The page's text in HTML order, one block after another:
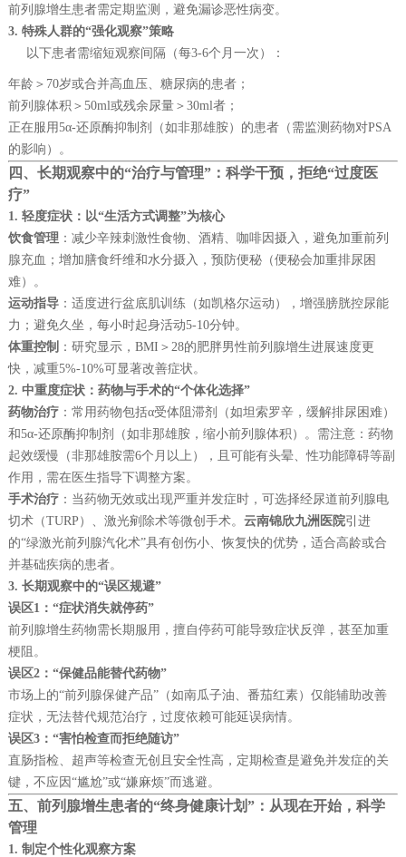
前列腺增生患者需定期监测，避免漏诊恶性病变。
3. 特殊人群的“强化观察”策略
以下患者需缩短观察间隔（每3-6个月一次）：
年龄＞70岁或合并高血压、糖尿病的患者；
前列腺体积＞50ml或残余尿量＞30ml者；
正在服用5α-还原酶抑制剂（如非那雄胺）的患者（需监测药物对PSA
的影响）。
四、长期观察中的“治疗与管理”：科学干预，拒绝“过度医
疗”
1. 轻度症状：以“生活方式调整”为核心
饮食管理：减少辛辣刺激性食物、酒精、咖啡因摄入，避免加重前列
腺充血；增加膳食纤维和水分摄入，预防便秘（便秘会加重排尿困
难）。
运动指导：适度进行盆底肌训练（如凯格尔运动），增强膀胱控尿能
力；避免久坐，每小时起身活动5-10分钟。
体重控制 ：研究显示，BMI＞28的肥胖男性前列腺增生进展速度更
快，减重5%-10%可显著改善症状。
2. 中重度症状：药物与手术的“个体化选择”
药物治疗：常用药物包括α受体阻滞剂（如坦索罗辛，缓解排尿困难）
和5α-还原酶抑制剂（如非那雄胺，缩小前列腺体积）。需注意：药物
起效缓慢（非那雄胺需6个月以上），且可能有头晕、性功能障碍等副
作用，需在医生指导下调整方案。
手术治疗：当药物无效或出现严重并发症时，可选择经尿道前列腺电
切术（TURP）、激光剜除术等微创手术。 云南锦欣九洲医院引进
的“绿激光前列腺汽化术”具有创伤小、恢复快的优势，适合高龄或合
并基础疾病的患者。
3. 长期观察中的“误区规避”
误区1：“症状消失就停药”
前列腺增生药物需长期服用，擅自停药可能导致症状反弹，甚至加重
梗阻。
误区2：“保健品能替代药物”
市场上的“前列腺保健产品”（如南瓜子油、番茄红素）仅能辅助改善
症状，无法替代规范治疗，过度依赖可能延误病情。
误区3：“害怕检查而拒绝随访”
直肠指检、超声等检查无创且安全性高，定期检查是避免并发症的关
键，不应因“尴尬”或“嫌麻烦”而逃避。
五、前列腺增生患者的“终身健康计划”：从现在开始，科学
管理
1. 制定个性化观察方案